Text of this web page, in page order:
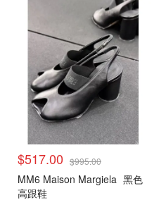
$517.00 $995.00
MM6 Maison Margiela 黑色
高跟鞋